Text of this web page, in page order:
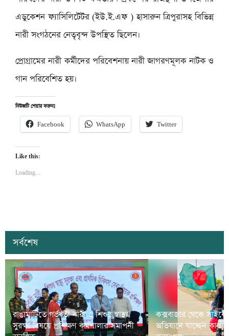
এডুকেশন ফ্যাসিলিটেটর (ইউ.ই.এফ ) হাসারুন ত্রিপুরাসহ বিভিন্ন
নারী সংগঠনের নেতৃবৃন্দ উপস্থিত ছিলেন।
প্রোগ্রামের নারী কর্মীদের পরিবেশনায় নারী জাগরণমূলক নাটক ও
গান পরিবেশিত হয়।
নিউজটি শেয়ার করুনঃ
Facebook WhatsApp Twitter
Like this:
Loading...
সর্বশেষ
রাঙামাটিতে গর্ভবতী নারী ও শিশুর স্বাস্থ্য
সুরক্ষা বিষয়ে প্রশিক্ষণ কর্মশালার সমাপনী
কক্সবাজার থেকে
অভিযানে যাচ্ছেন